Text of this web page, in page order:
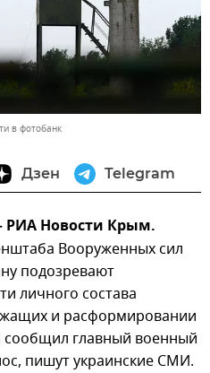
в фотобанк
Дзен Telegram
Новости Крым.
Вооруженных сил
подозревают
личного состава
и расформировании
сообщил главный военный
пишут украинские СМИ.